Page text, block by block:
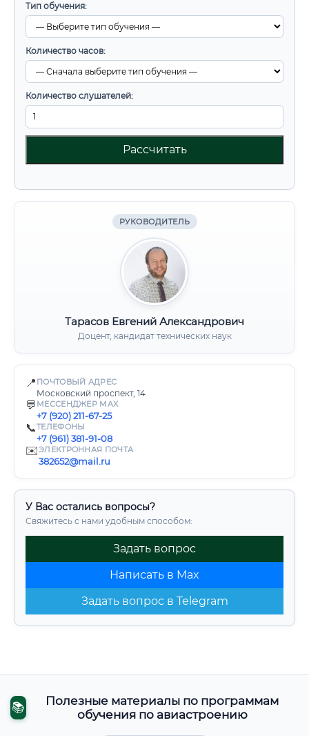
Тип обучения:
Количество часов:
Количество слушателей:
Рассчитать
РУКОВОДИТЕЛЬ
Тарасов Евгений Александрович
Доцент, кандидат технических наук
📍 ПОЧТОВЫЙ АДРЕС
Московский проспект, 14
💬 МЕССЕНДЖЕР MAX
+7 (920) 211-67-25
📞ТЕЛЕФОНЫ
+7 (961) 381-91-08
✉️ЭЛЕКТРОННАЯ ПОЧТА
382652@mail.ru
У Вас остались вопросы?
Свяжитесь с нами удобным способом:
Задать вопрос
Написать в Max
Задать вопрос в Telegram
📚
Полезные материалы по программам
обучения по авиастроению